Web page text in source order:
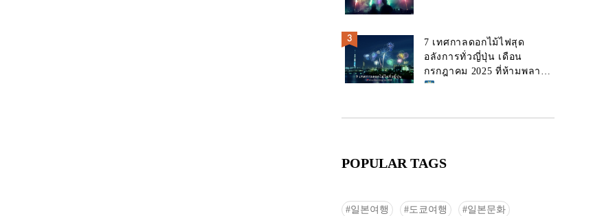
7 เทศกาลดอกไม้ไฟสุด
อลังการทั่วญี่ปุ่น เดือน
กรกฎาคม 2025 ที่ห้ามพลาด!
POPULAR TAGS
일본여행 도쿄여행 일본문화